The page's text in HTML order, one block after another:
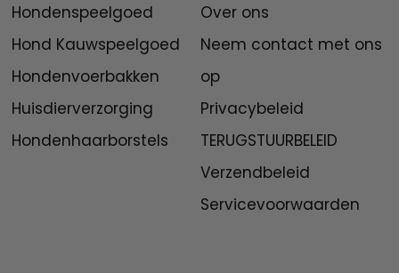
Hondenspeelgoed
Hond Kauwspeelgoed
Hondenvoerbakken
Huisdierverzorging
Hondenhaarborstels
Over ons
Neem contact met ons
op
Privacybeleid
TERUGSTUURBELEID
Verzendbeleid
Servicevoorwaarden